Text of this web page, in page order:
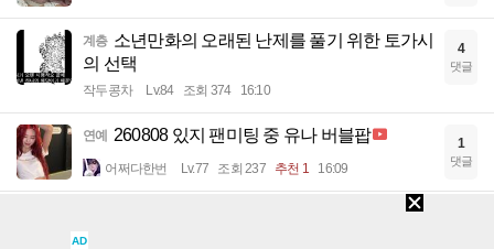
계층 소년만화의 오래된 난제를 풀기 위한 토가시
의 선택
작두콩차 Lv.84 조회 374 16:10
4
댓글
연예 260808 있지 팬미팅 중 유나 버블팝
어쩌다한번 Lv.77 조회 237 추천 1 16:09
1
댓글
AD